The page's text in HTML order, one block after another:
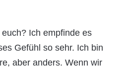
Ich empfinde es
Gefühl so sehr. Ich bin
aber anders. Wenn wir